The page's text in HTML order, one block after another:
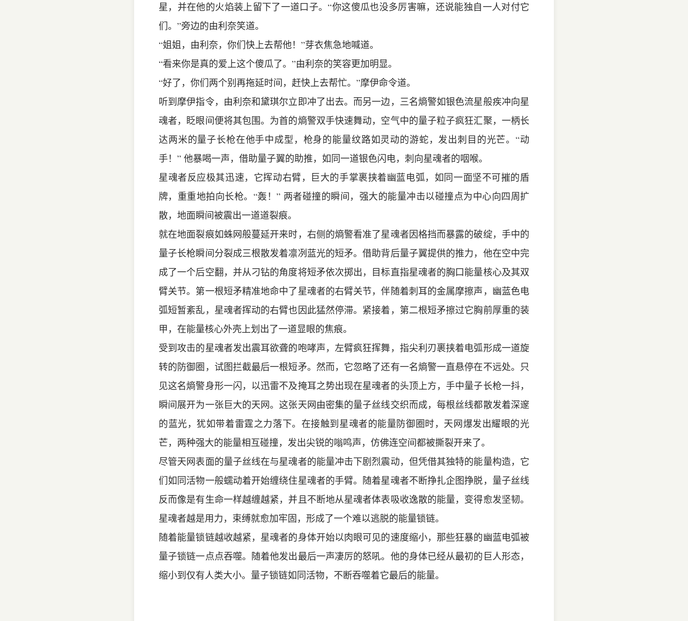
星，并在他的火焰装上留下了一道口子。“你这傻瓜也没多厉害嘛，还说能独自一人对付它
们。”旁边的由利奈笑道。
“姐姐，由利奈，你们快上去帮他！”芽衣焦急地喊道。
“看来你是真的爱上这个傻瓜了。”由利奈的笑容更加明显。
“好了，你们两个别再拖延时间，赶快上去帮忙。”摩伊命令道。
听到摩伊指令，由利奈和黛琪尔立即冲了出去。而另一边，三名熵警如银色流星般疾冲向星
魂者，眨眼间便将其包围。为首的熵警双手快速舞动，空气中的量子粒子疯狂汇聚，一柄长
达两米的量子长枪在他手中成型，枪身的能量纹路如灵动的游蛇，发出刺目的光芒。“动
手！” 他暴喝一声，借助量子翼的助推，如同一道银色闪电，刺向星魂者的咽喉。
星魂者反应极其迅速，它挥动右臂，巨大的手掌裹挟着幽蓝电弧，如同一面坚不可摧的盾
牌，重重地拍向长枪。“轰！” 两者碰撞的瞬间，强大的能量冲击以碰撞点为中心向四周扩
散，地面瞬间被震出一道道裂痕。
就在地面裂痕如蛛网般蔓延开来时，右侧的熵警看准了星魂者因格挡而暴露的破绽，手中的
量子长枪瞬间分裂成三根散发着凛冽蓝光的短矛。借助背后量子翼提供的推力，他在空中完
成了一个后空翻，并从刁钻的角度将短矛依次掷出，目标直指星魂者的胸口能量核心及其双
臂关节。第一根短矛精准地命中了星魂者的右臂关节，伴随着刺耳的金属摩擦声，幽蓝色电
弧短暂紊乱，星魂者挥动的右臂也因此猛然停滞。紧接着，第二根短矛擦过它胸前厚重的装
甲，在能量核心外壳上划出了一道显眼的焦痕。
受到攻击的星魂者发出震耳欲聋的咆哮声，左臂疯狂挥舞，指尖利刃裹挟着电弧形成一道旋
转的防御圈，试图拦截最后一根短矛。然而，它忽略了还有一名熵警一直悬停在不远处。只
见这名熵警身形一闪，以迅雷不及掩耳之势出现在星魂者的头顶上方，手中量子长枪一抖，
瞬间展开为一张巨大的天网。这张天网由密集的量子丝线交织而成，每根丝线都散发着深邃
的蓝光，犹如带着雷霆之力落下。在接触到星魂者的能量防御圈时，天网爆发出耀眼的光
芒，两种强大的能量相互碰撞，发出尖锐的嗡鸣声，仿佛连空间都被撕裂开来了。
尽管天网表面的量子丝线在与星魂者的能量冲击下剧烈震动，但凭借其独特的能量构造，它
们如同活物一般蠕动着开始缠绕住星魂者的手臂。随着星魂者不断挣扎企图挣脱，量子丝线
反而像是有生命一样越缠越紧，并且不断地从星魂者体表吸收逸散的能量，变得愈发坚韧。
星魂者越是用力，束缚就愈加牢固，形成了一个难以逃脱的能量锁链。
随着能量锁链越收越紧，星魂者的身体开始以肉眼可见的速度缩小，那些狂暴的幽蓝电弧被
量子锁链一点点吞噬。随着他发出最后一声凄厉的怒吼。他的身体已经从最初的巨人形态，
缩小到仅有人类大小。量子锁链如同活物，不断吞噬着它最后的能量。